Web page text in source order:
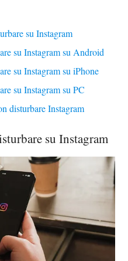
su Instagram
su Instagram su Android
su Instagram su iPhone
su Instagram su PC
disturbare Instagram
su Instagram